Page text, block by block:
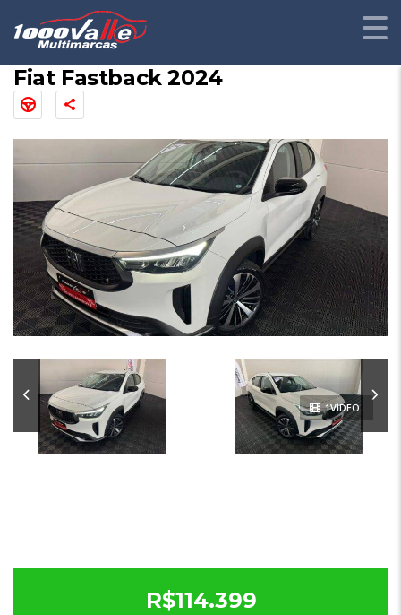
Fiat Fastback 2024
1VÍDEO
R$114.399